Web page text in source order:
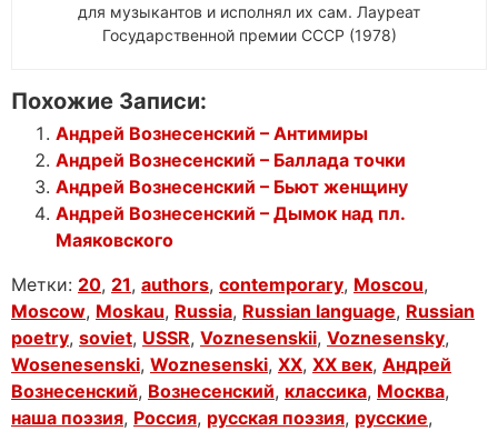
для музыкантов и исполнял их сам. Лауреат
Государственной премии СССР (1978)
Похожие Записи:
Андрей Вознесенский – Антимиры
Андрей Вознесенский – Баллада точки
Андрей Вознесенский – Бьют женщину
Андрей Вознесенский – Дымок над пл.
Маяковского
Метки: 20, 21, authors, contemporary, Moscou,
Moscow, Moskau, Russia, Russian language, Russian
poetry, soviet, USSR, Voznesenskii, Voznesensky,
Wosenesenski, Woznesenski, XX, XX век, Андрей
Вознесенский, Вознесенский, классика, Москва,
наша поэзия, Россия, русская поэзия, русские,